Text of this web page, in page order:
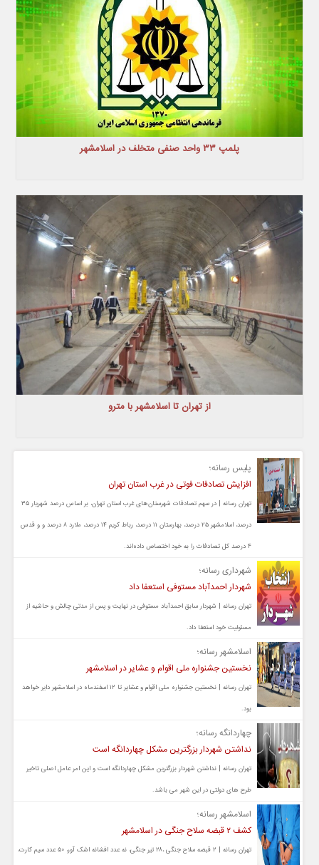
پلمپ ۳۳ واحد صنفی متخلف در اسلامشهر
از تهران تا اسلامشهر با مترو
پلیس رسانه؛
افزایش تصادفات فوتی در غرب استان تهران
تهران رسانه | در سهم تصادفات شهرستان‌های غرب استان تهران، بر اساس درصد شهریار ۳۵
درصد، اسلامشهر ۲۵ درصد، بهارستان ۱۱ درصد، رباط کریم ۱۴ درصد، ملارد ۸ درصد و و قدس
۴ درصد کل تصادفات را به خود اختصاص داده‌اند.
شهرداری رسانه؛
شهردار احمدآباد مستوفی استعفا داد
تهران رسانه | شهردار سابق احمدآباد مستوفی در نهایت و پس از مدتی چالش و حاشیه از
مسئولیت خود استعفا داد.
اسلامشهر رسانه؛
نخستین جشنواره ملی اقوام و عشایر در اسلامشهر ️
تهران رسانه | نخستین جشنواره ملی اقوام و عشایر تا ۱۲ اسفندماه در اسلامشهر دایر خواهد
بود.
چهاردانگه رسانه؛
نداشتن شهردار بزرگترین مشکل چهاردانگه است
تهران رسانه | نداشتن شهردار بزرگترین مشکل چهاردانگه است و این امر عامل اصلی تاخیر
طرح های دولتی در این شهر می باشد.
اسلامشهر رسانه؛
کشف ۲ قبضه سلاح جنگی در اسلامشهر
تهران رسانه | ۲ قبضه سلاح جنگی ،۲۸ تیر جنگی، نه عدد افشانه اشک آور، ۵۰ عدد سیم کارت،